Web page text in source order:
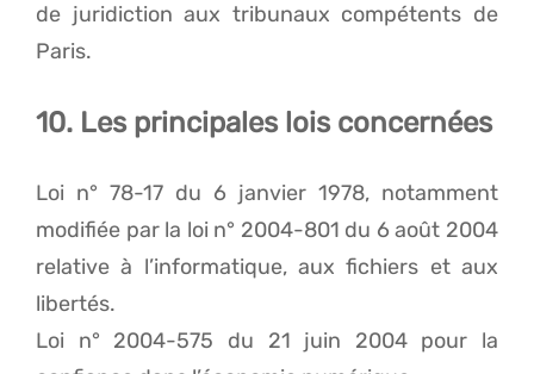
de juridiction aux tribunaux compétents de
Paris.
10. Les principales lois concernées
Loi n° 78-17 du 6 janvier 1978, notamment
modifiée par la loi n° 2004-801 du 6 août 2004
relative à l’informatique, aux fichiers et aux
libertés.
Loi n° 2004-575 du 21 juin 2004 pour la